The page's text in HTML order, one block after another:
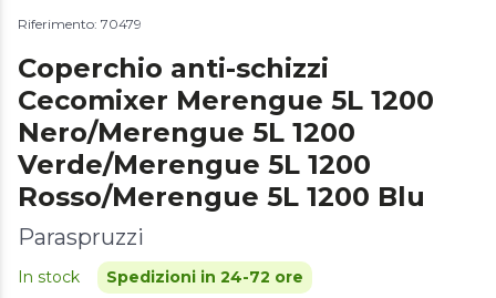
Riferimento: 70479
Coperchio anti-schizzi
Cecomixer Merengue 5L 1200
Nero/Merengue 5L 1200
Verde/Merengue 5L 1200
Rosso/Merengue 5L 1200 Blu
Paraspruzzi
In stock Spedizioni in 24-72 ore